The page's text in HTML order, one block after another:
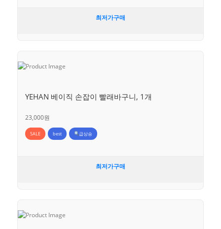
최저가구매
YEHAN 베이직 손잡이 빨래바구니, 1개
23,000원
SALE best 급상승
최저가구매